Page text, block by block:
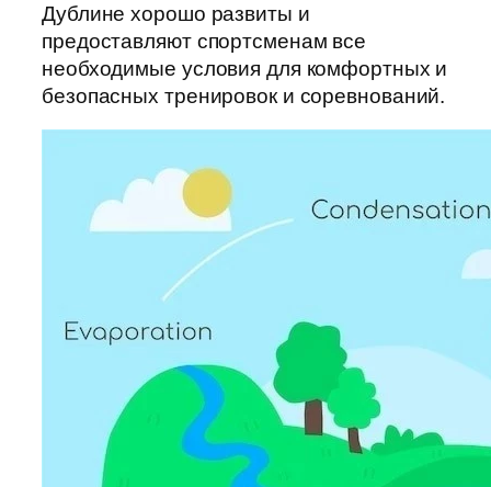
Дублине хорошо развиты и
предоставляют спортсменам все
необходимые условия для комфортных и
безопасных тренировок и соревнований.